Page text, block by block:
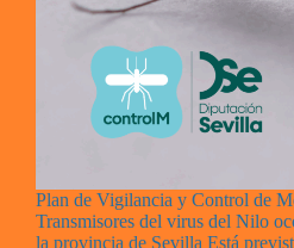
Plan de Vigilancia y Control de
Transmisores del virus del Nilo
la provincia de Sevilla Está